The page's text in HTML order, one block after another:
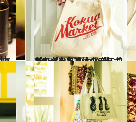
2018.8.6
ハワイならではのコラボがキュート かわいいエコバッグ＆布バッグ6選
旅＆お出かけ